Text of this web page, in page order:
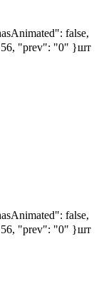
false,
"prev": "0" }шт
false,
"prev": "0" }шт